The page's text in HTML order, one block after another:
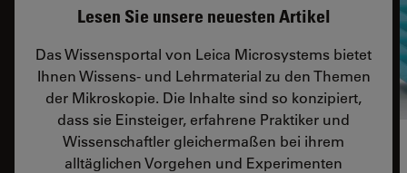
Lesen Sie unsere neuesten Artikel
Das Wissensportal von Leica Microsystems bietet
Ihnen Wissens- und Lehrmaterial zu den Themen
der Mikroskopie. Die Inhalte sind so konzipiert,
dass sie Einsteiger, erfahrene Praktiker und
Wissenschaftler gleichermaßen bei ihrem
alltäglichen Vorgehen und Experimenten